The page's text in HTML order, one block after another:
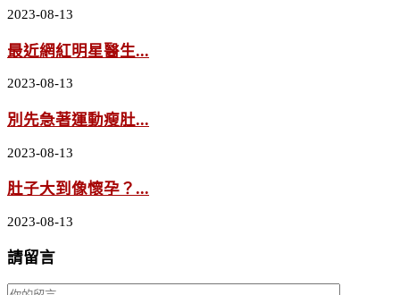
2023-08-13
最近網紅明星醫生...
2023-08-13
別先急著運動瘦肚...
2023-08-13
肚子大到像懷孕？...
2023-08-13
請留言